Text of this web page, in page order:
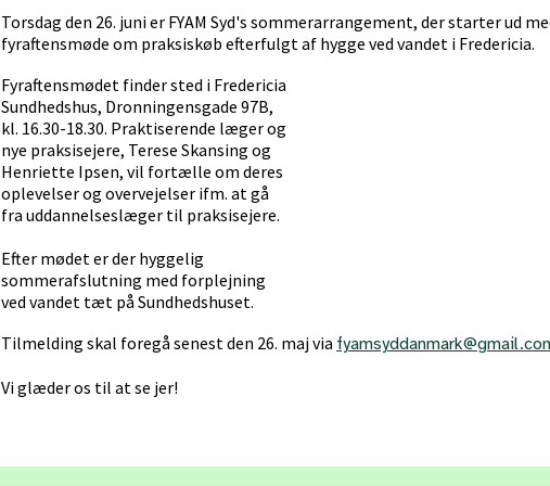
Torsdag den 26. juni er FYAM Syd's sommerarrangement, der starter ud
fyraftensmøde om praksiskøb efterfulgt af hygge ved vandet i Fredericia.
Fyraftensmødet finder sted i Fredericia
Sundhedshus, Dronningensgade 97B,
kl. 16.30-18.30. Praktiserende læger og
nye praksisejere, Terese Skansing og
Henriette Ipsen, vil fortælle om deres
oplevelser og overvejelser ifm. at gå
fra uddannelseslæger til praksisejere.
Efter mødet er der hyggelig
sommerafslutning med forplejning
ved vandet tæt på Sundhedshuset.
Tilmelding skal foregå senest den 26. maj via
Vi glæder os til at se jer!